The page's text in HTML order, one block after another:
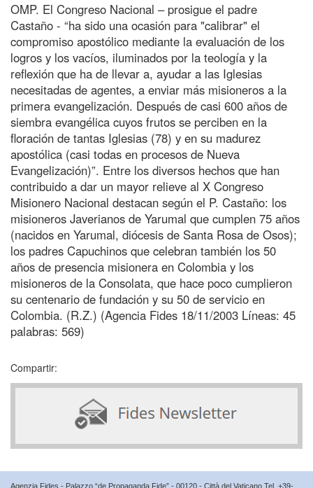
OMP. El Congreso Nacional – prosigue el padre
Castaño - “ha sido una ocasión para "calibrar" el
compromiso apostólico mediante la evaluación de los
logros y los vacíos, iluminados por la teología y la
reflexión que ha de llevar a, ayudar a las Iglesias
necesitadas de agentes, a enviar más misioneros a la
primera evangelización. Después de casi 600 años de
siembra evangélica cuyos frutos se perciben en la
floración de tantas Iglesias (78) y en su madurez
apostólica (casi todas en procesos de Nueva
Evangelización)”. Entre los diversos hechos que han
contribuido a dar un mayor relieve al X Congreso
Misionero Nacional destacan según el P. Castaño: los
misioneros Javerianos de Yarumal que cumplen 75 años
(nacidos en Yarumal, diócesis de Santa Rosa de Osos);
los padres Capuchinos que celebran también los 50
años de presencia misionera en Colombia y los
misioneros de la Consolata, que hace poco cumplieron
su centenario de fundación y su 50 de servicio en
Colombia. (R.Z.) (Agencia Fides 18/11/2003 Líneas: 45
palabras: 569)
Compartir:
Agenzia Fides - Palazzo “de Propaganda Fide” - 00120 - Città del Vaticano Tel. +39-